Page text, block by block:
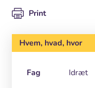
Print
Hvem, hvad, hvor
Fag
Idræt